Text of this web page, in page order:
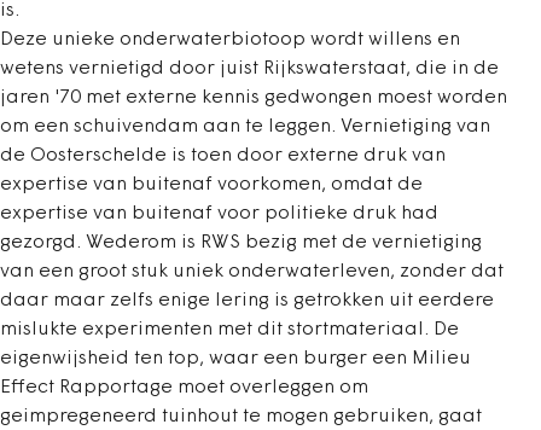
is.
Deze unieke onderwaterbiotoop wordt willens en
wetens vernietigd door juist Rijkswaterstaat, die in de
jaren '70 met externe kennis gedwongen moest worden
om een schuivendam aan te leggen. Vernietiging van
de Oosterschelde is toen door externe druk van
expertise van buitenaf voorkomen, omdat de
expertise van buitenaf voor politieke druk had
gezorgd. Wederom is RWS bezig met de vernietiging
van een groot stuk uniek onderwaterleven, zonder dat
daar maar zelfs enige lering is getrokken uit eerdere
mislukte experimenten met dit stortmateriaal. De
eigenwijsheid ten top, waar een burger een Milieu
Effect Rapportage moet overleggen om
geimpregeneerd tuinhout te mogen gebruiken, gaat